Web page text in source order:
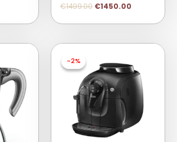
€1499.00 €1450.00
-2%
-2%